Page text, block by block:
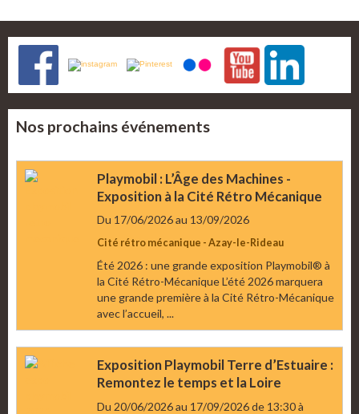
Nos prochains événements
Playmobil : L’Âge des Machines -
Exposition à la Cité Rétro Mécanique
Du 17/06/2026au 13/09/2026
Cité rétro mécanique - Azay-le-Rideau
Été 2026 : une grande exposition Playmobil® à
la Cité Rétro-Mécanique L’été 2026 marquera
une grande première à la Cité Rétro-Mécanique
avec l’accueil, ...
Exposition Playmobil Terre d’Estuaire :
Remontez le temps et la Loire
Du 20/06/2026au 17/09/2026de 13:30à